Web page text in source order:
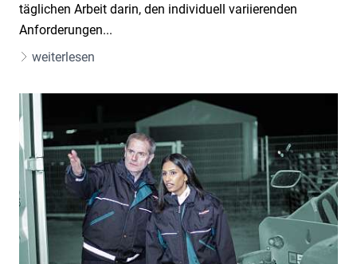
täglichen Arbeit darin, den individuell variierenden
Anforderungen...
weiterlesen